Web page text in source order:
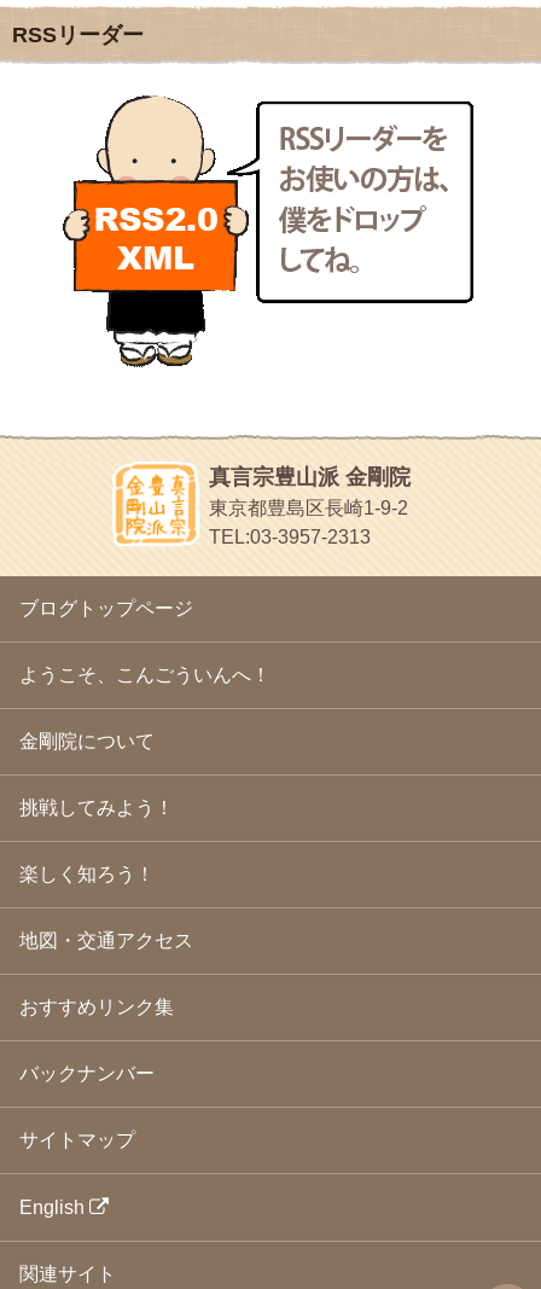
2011年10月(31)
2011年9月(24)
2011年8月(21)
2011年6月(13)
2011年5月
2011年4月
(17)
2011年3月(15)
2011年2月(22)
2011年1月(22)
2010年12月(21)
2010年11月
(14)
2010年9月(16)
(13)
2010年5月(22)
2010年4月(25)
2010年3月(22)
2010年2月
(23)
2010年1月(23)
2009年12月(18)
2009年10月(20)
2009年9月(20)
2009年8月 (18)
2009年7月
(21)
2009年6月(22)
2009年5月(20)
2009年2月(19)
2009年1月(25)
2008年12月 (22)
2008年9月(24)
2008年8月(24)
2008年7月
(23)
2008年6月(23)
2008年5月(21)
2008年4月(22)
2008年1月 (23)
2007年12月(26)
2007年11月
2007年10月
2007年9月(23)
2007年8月
地域のライターさんです
小豆島 圓満寺
新聞屋の道具箱
新聞社で使われる用語の解説など
makotoさんの御符内巡礼記
東京の巡礼記です
POLYHEDON
いろいろなことが書いてあるよ
bunchan
あちこち行って！
目白鍼灸院
日本人の繊細な体質にあわせた、やさしく気持ちよい鍼灸治療で
ほうげん日記
放言じゃなくて和尚さんの名前だよ
面白いサイトみつけたよ。
ヘェ～という感じ
chocolab.Air♪DIALY
ラブラドールのワンちゃんがかわいいよ
RSSリーダー
真言宗豊山派 金剛院
東京都豊島区長崎1-9-2
TEL:03-3957-2313
ブログトップページ
ようこそ、こんごういんへ！
金剛院について
挑戦してみよう！
楽しく知ろう！
地図・交通アクセス
おすすめリンク集
バックナンバー
サイトマップ
English
関連サイト